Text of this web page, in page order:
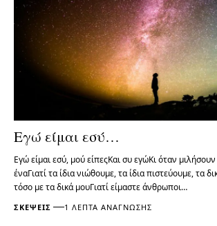
Εγώ είμαι εσύ…
Εγώ είμαι εσύ, μού είπεςΚαι συ εγώΚι όταν
έναΓιατί τα ίδια νιώθουμε, τα ίδια πιστεύουμε, τα
τόσο με τα δικά μουΓιατί είμαστε άνθρωποι…
ΣΚΈΨΕΙΣ 1 ΛΕΠΤΆ ΑΝΆΓΝΩΣΗΣ